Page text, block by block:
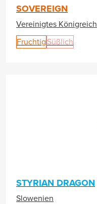
SOVEREIGN
Vereinigtes Königreich
Fruchtig Süßlich
STYRIAN DRAGON
Slowenien